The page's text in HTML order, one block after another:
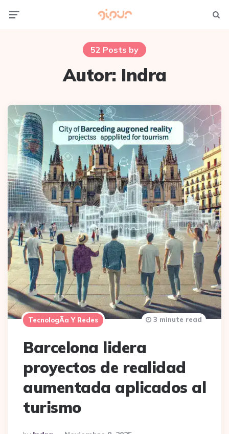
52 Posts by
Autor: Indra
TecnologÃ­a Y Redes
Barcelona lidera
proyectos de realidad
aumentada aplicados al
turismo
3 minute read